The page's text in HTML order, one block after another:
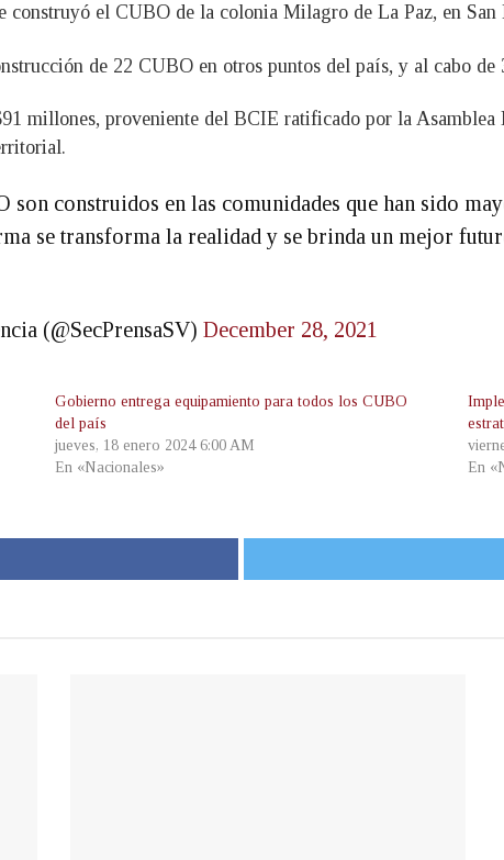
construyó el CUBO de la colonia Milagro de La Paz, en
de 22 CUBO en otros puntos del país, y al cabo de
millones, proveniente del BCIE ratificado por la
son construidos en las comunidades que han sido
se transforma la realidad y se brinda un mejor
(@SecPrensaSV) December 28, 2021
Gobierno entrega equipamiento para todos los CUBO
del país
jueves, 18 enero 2024 6:00 AM
En «Nacionales»
En